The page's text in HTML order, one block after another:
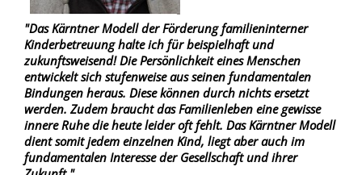
"Das Kärntner Modell der Förderung familieninterner
Kinderbetreuung halte ich für beispielhaft und
zukunftsweisend! Die Persönlichkeit eines Menschen
entwickelt sich stufenweise aus seinen fundamentalen
Bindungen heraus. Diese können durch nichts ersetzt
werden. Zudem braucht das Familienleben eine gewisse
innere Ruhe die heute leider oft fehlt. Das Kärntner Modell
dient somit jedem einzelnen Kind, liegt aber auch im
fundamentalen Interesse der Gesellschaft und ihrer